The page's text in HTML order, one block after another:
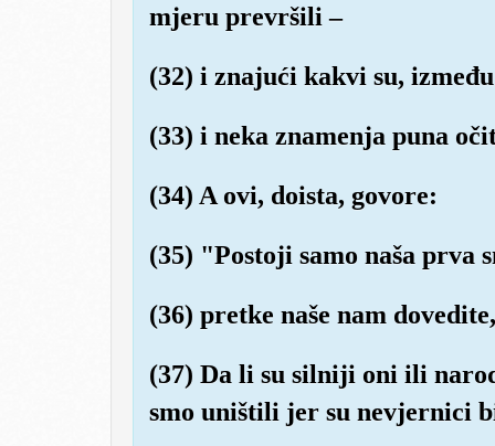
mjeru prevršili –
(32) i znajući kakvi su,
(33) i neka znamenja puna
(34) A ovi, doista, govore:
(35) "Postoji samo naša
(36) pretke naše nam
(37) Da li su silniji oni ili
smo uništili jer su nevjernici